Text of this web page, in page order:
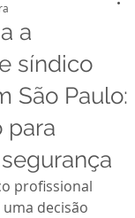
a
síndico
São Paulo:
para
profissional
uma decisão